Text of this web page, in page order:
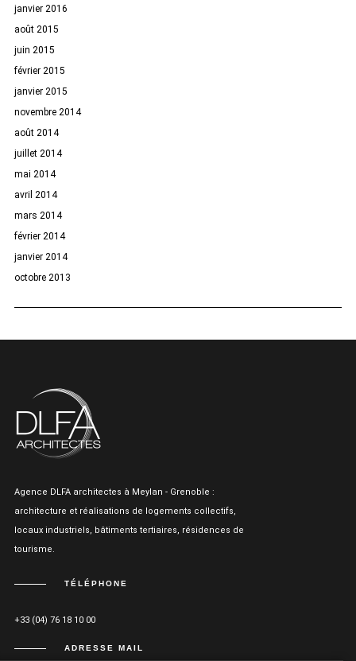
janvier 2016
août 2015
juin 2015
février 2015
janvier 2015
novembre 2014
août 2014
juillet 2014
mai 2014
avril 2014
mars 2014
février 2014
janvier 2014
octobre 2013
Agence DLFA architectes à Meylan - Grenoble :
architecture et réalisations de logements collectifs,
locaux industriels, bâtiments tertiaires, résidences de
tourisme.
TÉLÉPHONE
+33 (04) 76 18 10 00
ADRESSE MAIL